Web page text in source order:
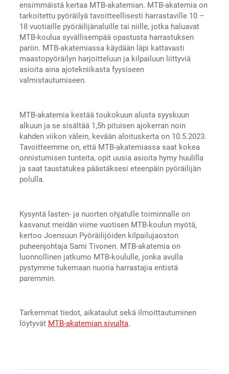
ensimmäistä kertaa MTB-akatemian. MTB-akatemia on
tarkoitettu pyöräilyä tavoitteellisesti harrastaville 10 –
18 vuotiaille pyöräilijänaluille tai niille, jotka haluavat
MTB-koulua syvällisempää opastusta harrastuksen
pariin. MTB-akatemiassa käydään läpi kattavasti
maastopyöräilyn harjoitteluun ja kilpailuun liittyviä
asioita aina ajotekniikasta fyysiseen
valmistautumiseen.
MTB-akatemia kestää toukokuun alusta syyskuun
alkuun ja se sisältää 1,5h pituisen ajokerran noin
kahden viikon välein, kevään aloituskerta on 10.5.2023.
Tavoitteemme on, että MTB-akatemiassa saat kokea
onnistumisen tunteita, opit uusia asioita hymy huulilla
ja saat taustatukea päästäksesi eteenpäin pyöräilijän
polulla.
Kysyntä lasten- ja nuorten ohjatulle toiminnalle on
kasvanut meidän viime vuotisen MTB-koulun myötä,
kertoo Joensuun Pyöräilijöiden kilpailujaoston
puheenjohtaja Sami Tivonen. MTB-akatemia on
luonnollinen jatkumo MTB-koululle, jonka avulla
pystymme tukemaan nuoria harrastajia entistä
paremmin.
Tarkemmat tiedot, aikataulut sekä ilmoittautuminen
löytyvät MTB-akatemian sivuilta.